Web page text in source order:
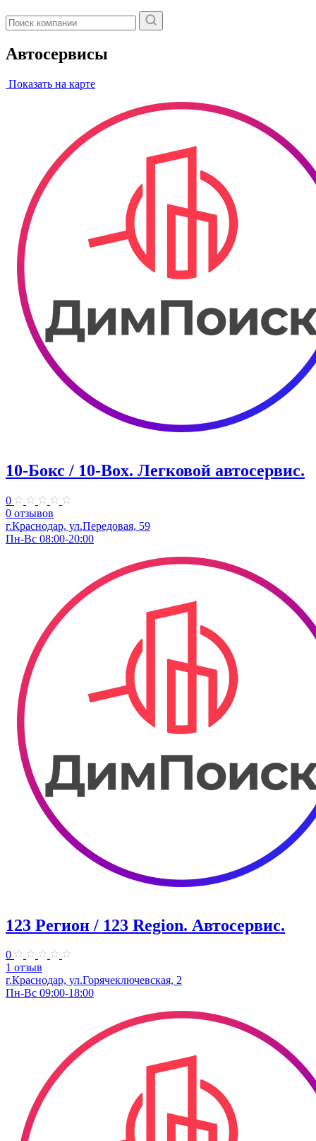
Автосервисы
Показать на карте
10-Бокс / 10-Box. ​Легковой автосервис.
0
0 отзывов
г.Краснодар, ул.Передовая, 59
Пн-Вс 08:00-20:00
123 Регион / 123 Region. Автосервис.
0
1 отзыв
г.Краснодар, ул.Горячеключевская, 2
Пн-Вс 09:00-18:00